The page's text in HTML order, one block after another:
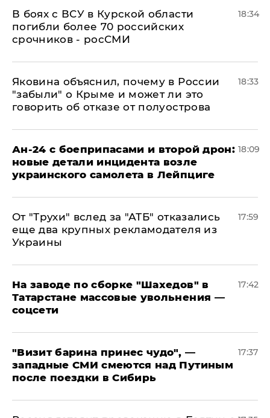
В боях с ВСУ в Курской области
погибли более 70 российских
срочников - росСМИ
18:34
Яковина объяснил, почему в России
"забыли" о Крыме и может ли это
говорить об отказе от полуострова
18:33
Ан-24 с боеприпасами и второй дрон:
новые детали инцидента возле
украинского самолета в Лейпциге
18:09
От "Трухи" вслед за "АТБ" отказались
еще два крупных рекламодателя из
Украины
17:59
На заводе по сборке "Шахедов" в
Татарстане массовые увольнения —
соцсети
17:42
"Визит барина принес чудо", —
западные СМИ смеются над Путиным
после поездки в Сибирь
17:37